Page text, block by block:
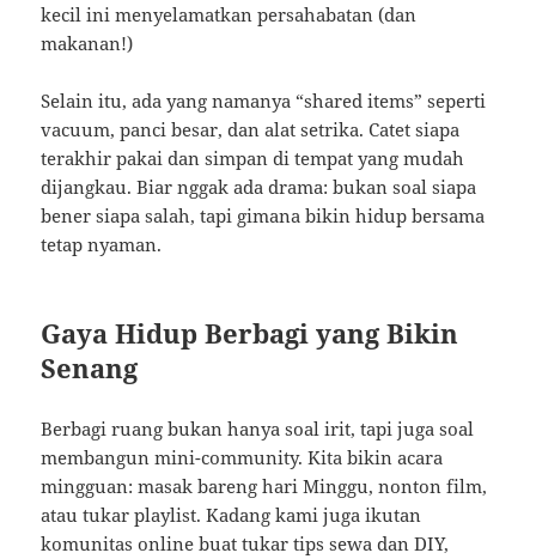
kecil ini menyelamatkan persahabatan (dan
makanan!)
Selain itu, ada yang namanya “shared items” seperti
vacuum, panci besar, dan alat setrika. Catet siapa
terakhir pakai dan simpan di tempat yang mudah
dijangkau. Biar nggak ada drama: bukan soal siapa
bener siapa salah, tapi gimana bikin hidup bersama
tetap nyaman.
Gaya Hidup Berbagi yang Bikin
Senang
Berbagi ruang bukan hanya soal irit, tapi juga soal
membangun mini-community. Kita bikin acara
mingguan: masak bareng hari Minggu, nonton film,
atau tukar playlist. Kadang kami juga ikutan
komunitas online buat tukar tips sewa dan DIY,